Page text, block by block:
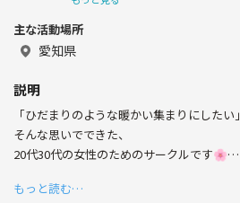
職業：カウンセラー
アニメ、マンガ好き
主な活動場所
愛知県
説明
「ひだまりのような暖かい集まりにしたい」
そんな思いでできた、
20代30代の女性のためのサークルです🌸
・同年代の友だちが欲しい
もっと読む…